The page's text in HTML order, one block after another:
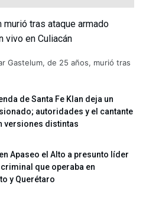
murió tras ataque armado
vivo en Culiacán
Gastelum, de 25 años, murió tras
de Santa Fe Klan deja un
autoridades y el cantante
versiones distintas
Apaseo el Alto a presunto líder
que operaba en
y Querétaro